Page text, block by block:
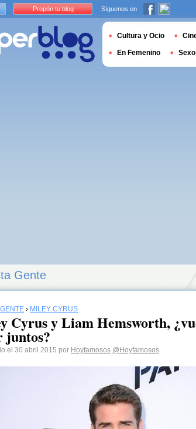
Gente
GENTE › MILEY CYRUS
Cyrus y Liam Hemsworth,
juntos?
el 30 abril 2015 por Hoyfamosos @Hoyfamosos
Propón tu blog Síguenos en
Cultura y Ocio
En Femenino Sexo